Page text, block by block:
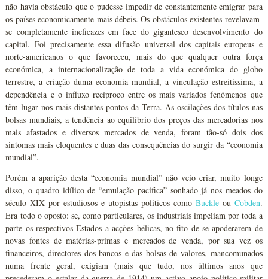
não havia obstáculo que o pudesse impedir de constantemente emigrar para
os países economicamente mais débeis. Os obstáculos existentes revelavam-
se completamente ineficazes em face do gigantesco desenvolvimento do
capital. Foi precisamente essa difusão universal dos capitais europeus e
norte-americanos o que favoreceu, mais do que qualquer outra força
económica, a internacionalização de toda a vida económica do globo
terrestre, a criação duma economia mundial, a vinculação estreitíssima, a
dependência e o influxo recíproco entre os mais variados fenómenos que
têm lugar nos mais distantes pontos da Terra. As oscilações dos títulos nas
bolsas mundiais, a tendência ao equilíbrio dos preços das mercadorias nos
mais afastados e diversos mercados de venda, foram tão-só dois dos
sintomas mais eloquentes e duas das consequências do surgir da “economia
mundial”.
Porém a aparição desta “economia mundial” não veio criar, muito longe
disso, o quadro idílico de “emulação pacífica” sonhado já nos meados do
século XIX por estudiosos e utopistas políticos como Buckleou Cobden.
Era todo o oposto: se, como particulares, os industriais impeliam por toda a
parte os respectivos Estados a acções bélicas, no fito de se apoderarem de
novas fontes de matérias-primas e mercados de venda, por sua vez os
financeiros, directores dos bancos e das bolsas de valores, mancomunados
numa frente geral, exigiam (mais que tudo, nos últimos anos que